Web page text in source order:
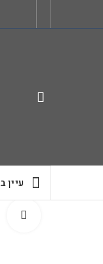
עיין